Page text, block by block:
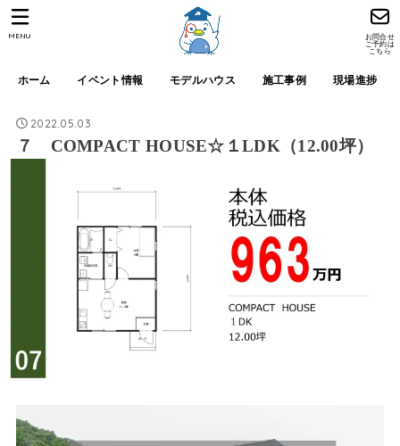
ホーム イベント情報 モデルハウス 施工事例 現場進捗
お問合せ
ご予約は
こちら
MENU
2022.05.03
７ COMPACT HOUSE☆１LDK（12.00坪）